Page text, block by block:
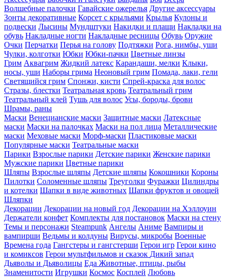
Волшебные палочки Гавайские ожерелья Другие аксессуары
Зонты декоративные Корсет с крыльями Крылья Кулоны и
подвески Лысины Мундштуки Накидки и плащи Накладки на
обувь Накладные ногти Накладные ресницы Обувь Оружие
Очки Перчатки Перья на голову Подтяжки Рога, нимбы, уши
Чулки, колготки Юбки Юбки-пачки Цветные линзы
Грим Аквагрим Жидкий латекс Карандаши, мелки Клыки,
носы, уши Наборы грима Неоновый грим Помада, лаки, гели
Светящийся грим Спонжи, кисти Спрей-краска для волос
Стразы, блестки Театральная кровь Театральный грим
Театральный клей Тушь для волос Усы, бороды, брови
Шрамы, раны
Маски Венецианские маски Защитные маски Латексные
маски Маски на палочках Маски на пол лица Металлические
маски Меховые маски Морф-маски Пластиковые маски
Популярные маски Театральные маски
Парики Взрослые парики Детские парики Женские парики
Мужские парики Цветные парики
Шляпы Взрослые шляпы Детские шляпы Кокошники Короны
Пилотки Соломенные шляпы Треуголки Фуражки Цилиндры
и котелки Шапки в виде животных Шапки фруктов и овощей
Шляпки
Декорации Декорации на новый год Декорации на Хэллоуин
Держатели конфет Комплекты для постановок Маски на стену
Темы и персонажи Steampunk Ангелы Аниме Вампиры и
вампирши Ведьмы и колдуны Вирусы, микробы Военные
Времена года Гангстеры и гангстерши Герои игр Герои кино
и комиксов Герои мультфильмов и сказок Дикий запад
Дьяволы и Дьяволицы Еда Животные, птицы, рыбы
Знаменитости Игрушки Космос Косплей Любовь